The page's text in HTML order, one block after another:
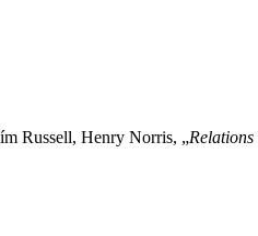
Russell, Henry Norris, „